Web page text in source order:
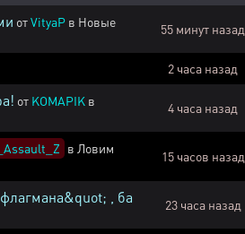
отVityaP в Новые
55 минут назад
2 часа назад
от KOMAPIK в
4 часа назад
в Ловим
15 часов назад
, ба 23 часа назад